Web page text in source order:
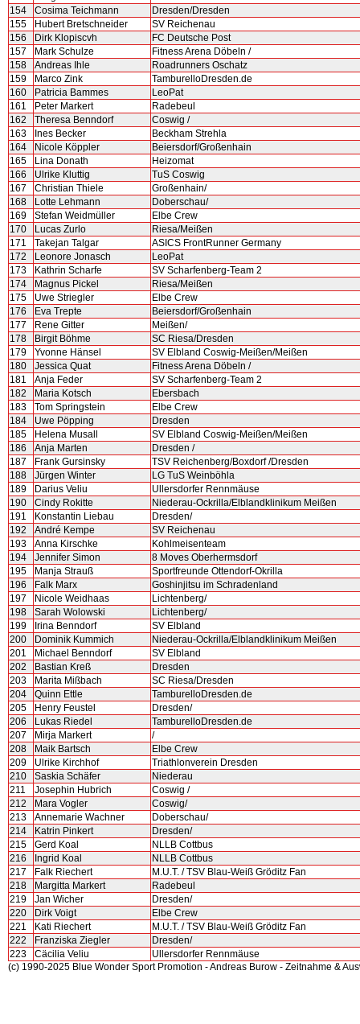
154
Cosima Teichmann
Dresden/Dresden
155
Hubert Bretschneider
SV Reichenau
156
Dirk Klopiscvh
FC Deutsche Post
157
Mark Schulze
Fitness Arena Döbeln /
158
Andreas Ihle
Roadrunners Oschatz
159
Marco Zink
TamburelloDresden.de
160
Patricia Bammes
LeoPat
161
Peter Markert
Radebeul
162
Theresa Benndorf
Coswig /
163
Ines Becker
Beckham Strehla
164
Nicole Köppler
Beiersdorf/Großenhain
165
Lina Donath
Heizomat
166
Ulrike Kluttig
TuS Coswig
167
Christian Thiele
Großenhain/
168
Lotte Lehmann
Doberschau/
169
Stefan Weidmüller
Elbe Crew
170
Lucas Zurlo
Riesa/Meißen
171
Takejan Talgar
ASICS FrontRunner Germany
172
Leonore Jonasch
LeoPat
173
Kathrin Scharfe
SV Scharfenberg-Team 2
174
Magnus Pickel
Riesa/Meißen
175
Uwe Striegler
Elbe Crew
176
Eva Trepte
Beiersdorf/Großenhain
177
Rene Gitter
Meißen/
178
Birgit Böhme
SC Riesa/Dresden
179
Yvonne Hänsel
SV Elbland Coswig-Meißen/Meißen
180
Jessica Quat
Fitness Arena Döbeln /
181
Anja Feder
SV Scharfenberg-Team 2
182
Maria Kotsch
Ebersbach
183
Tom Springstein
Elbe Crew
184
Uwe Pöpping
Dresden
185
Helena Musall
SV Elbland Coswig-Meißen/Meißen
186
Anja Marten
Dresden /
187
Frank Gursinsky
TSV Reichenberg/Boxdorf /Dresden
188
Jürgen Winter
LG TuS Weinböhla
189
Darius Veliu
Ullersdorfer Rennmäuse
190
Cindy Rokitte
Niederau-Ockrilla/Elblandklinikum Meißen
191
Konstantin Liebau
Dresden/
192
André Kempe
SV Reichenau
193
Anna Kirschke
Kohlmeisenteam
194
Jennifer Simon
8 Moves Oberhermsdorf
195
Manja Strauß
Sportfreunde Ottendorf-Okrilla
196
Falk Marx
Goshinjitsu im Schradenland
197
Nicole Weidhaas
Lichtenberg/
198
Sarah Wolowski
Lichtenberg/
199
Irina Benndorf
SV Elbland
200
Dominik Kummich
Niederau-Ockrilla/Elblandklinikum Meißen
201
Michael Benndorf
SV Elbland
202
Bastian Kreß
Dresden
203
Marita Mißbach
SC Riesa/Dresden
204
Quinn Ettle
TamburelloDresden.de
205
Henry Feustel
Dresden/
206
Lukas Riedel
TamburelloDresden.de
207
Mirja Markert
/
208
Maik Bartsch
Elbe Crew
209
Ulrike Kirchhof
Triathlonverein Dresden
210
Saskia Schäfer
Niederau
211
Josephin Hubrich
Coswig /
212
Mara Vogler
Coswig/
213
Annemarie Wachner
Doberschau/
214
Katrin Pinkert
Dresden/
215
Gerd Koal
NLLB Cottbus
216
Ingrid Koal
NLLB Cottbus
217
Falk Riechert
M.U.T. / TSV Blau-Weiß Gröditz Fan
218
Margitta Markert
Radebeul
219
Jan Wicher
Dresden/
220
Dirk Voigt
Elbe Crew
221
Kati Riechert
M.U.T. / TSV Blau-Weiß Gröditz Fan
222
Franziska Ziegler
Dresden/
223
Cäcilia Veliu
Ullersdorfer Rennmäuse
(c) 1990-2025 Blue Wonder Sport Promotion - Andreas Burow - Zeitnahme &